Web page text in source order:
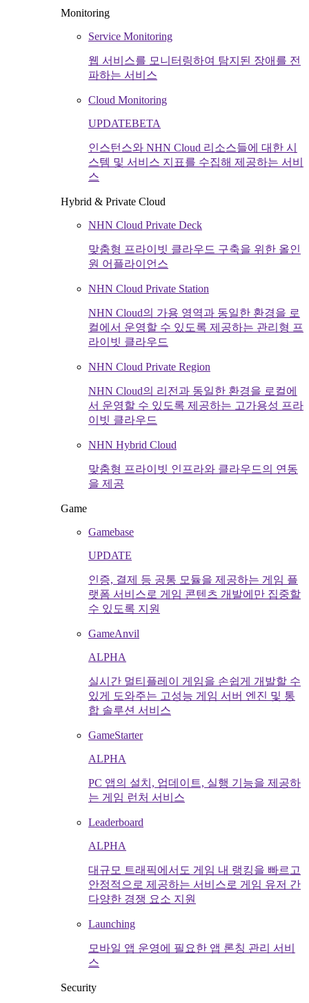
Monitoring
Service Monitoring
웹 서비스를 모니터링하여 탐지된 장애를 전
파하는 서비스
Cloud Monitoring
UPDATEBETA
인스턴스와 NHN Cloud 리소스들에 대한 시
스템 및 서비스 지표를 수집해 제공하는 서비
스
Hybrid & Private Cloud
NHN Cloud Private Deck
맞춤형 프라이빗 클라우드 구축을 위한 올인
원 어플라이언스
NHN Cloud Private Station
NHN Cloud의 가용 영역과 동일한 환경을 로
컬에서 운영할 수 있도록 제공하는 관리형 프
라이빗 클라우드
NHN Cloud Private Region
NHN Cloud의 리전과 동일한 환경을 로컬에
서 운영할 수 있도록 제공하는 고가용성 프라
이빗 클라우드
NHN Hybrid Cloud
맞춤형 프라이빗 인프라와 클라우드의 연동
을 제공
Game
Gamebase
UPDATE
인증, 결제 등 공통 모듈을 제공하는 게임 플
랫폼 서비스로 게임 콘텐츠 개발에만 집중할
수 있도록 지원
GameAnvil
ALPHA
실시간 멀티플레이 게임을 손쉽게 개발할 수
있게 도와주는 고성능 게임 서버 엔진 및 통
합 솔루션 서비스
GameStarter
ALPHA
PC 앱의 설치, 업데이트, 실행 기능을 제공하
는 게임 런처 서비스
Leaderboard
ALPHA
대규모 트래픽에서도 게임 내 랭킹을 빠르고
안정적으로 제공하는 서비스로 게임 유저 간
다양한 경쟁 요소 지원
Launching
모바일 앱 운영에 필요한 앱 론칭 관리 서비
스
Security